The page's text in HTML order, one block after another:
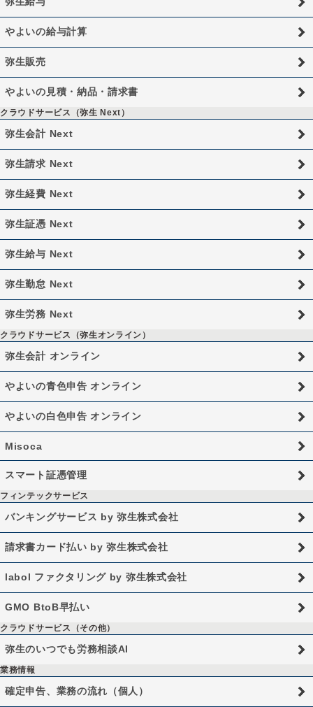
やよいの給与計算
弥生販売
やよいの見積・納品・請求書
クラウドサービス（弥生 Next）
弥生会計 Next
弥生請求 Next
弥生経費 Next
弥生証憑 Next
弥生給与 Next
弥生勤怠 Next
弥生労務 Next
クラウドサービス（弥生オンライン）
弥生会計 オンライン
やよいの青色申告 オンライン
やよいの白色申告 オンライン
Misoca
スマート証憑管理
フィンテックサービス
バンキングサービス by 弥生株式会社
請求書カード払い by 弥生株式会社
labol ファクタリング by 弥生株式会社
GMO BtoB早払い
クラウドサービス（その他）
弥生のいつでも労務相談AI
業務情報
確定申告、業務の流れ（個人）